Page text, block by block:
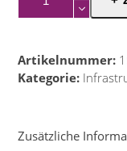
Menge
Artikelnummer:
Kategorie:
Zusätzliche